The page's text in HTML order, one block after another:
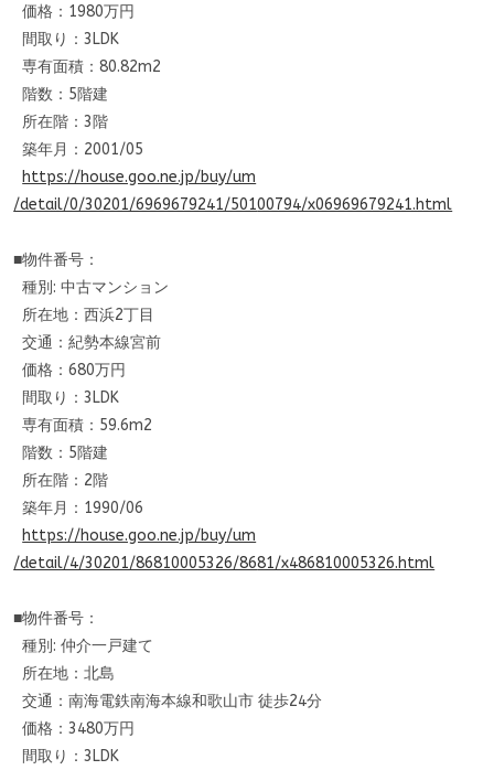
価格：1980万円
間取り：3LDK
専有面積：80.82m2
階数：5階建
所在階：3階
築年月：2001/05
https://house.goo.ne.jp/buy/um
/detail/0/30201/6969679241/50100794/x06969679241.html
■物件番号：
種別: 中古マンション
所在地：西浜2丁目
交通：紀勢本線宮前
価格：680万円
間取り：3LDK
専有面積：59.6m2
階数：5階建
所在階：2階
築年月：1990/06
https://house.goo.ne.jp/buy/um
/detail/4/30201/86810005326/8681/x486810005326.html
■物件番号：
種別: 仲介一戸建て
所在地：北島
交通：南海電鉄南海本線和歌山市 徒歩24分
価格：3480万円
間取り：3LDK